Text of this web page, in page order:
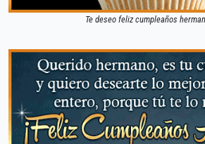
Te deseo feliz cumpleaños